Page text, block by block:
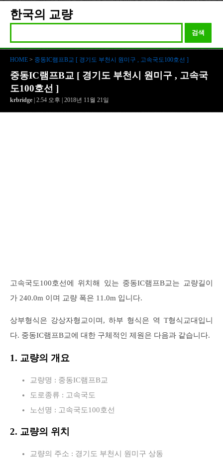
한국의 교량
검색
HOME > 중동IC램프B교 [ 경기도 부천시 원미구 , 고속국도100호선 ]
중동IC램프B교 [ 경기도 부천시 원미구 , 고속국
도100호선 ]
krbridge | 2:54 오후 | 2018년 11월 21일
고속국도100호선에 위치해 있는 중동IC램프B교는 교량길이
가 240.0m 이며 교량 폭은 11.0m 입니다.
상부형식은 강상자형교이며, 하부 형식은 역 T형식교대입니
다. 중동IC램프B교에 대한 구체적인 제원은 다음과 같습니다.
1. 교량의 개요
교량명 : 중동IC램프B교
도로종류 : 고속국도
노선명 : 고속국도100호선
2. 교량의 위치
교량의 주소 : 경기도 부천시 원미구 상동